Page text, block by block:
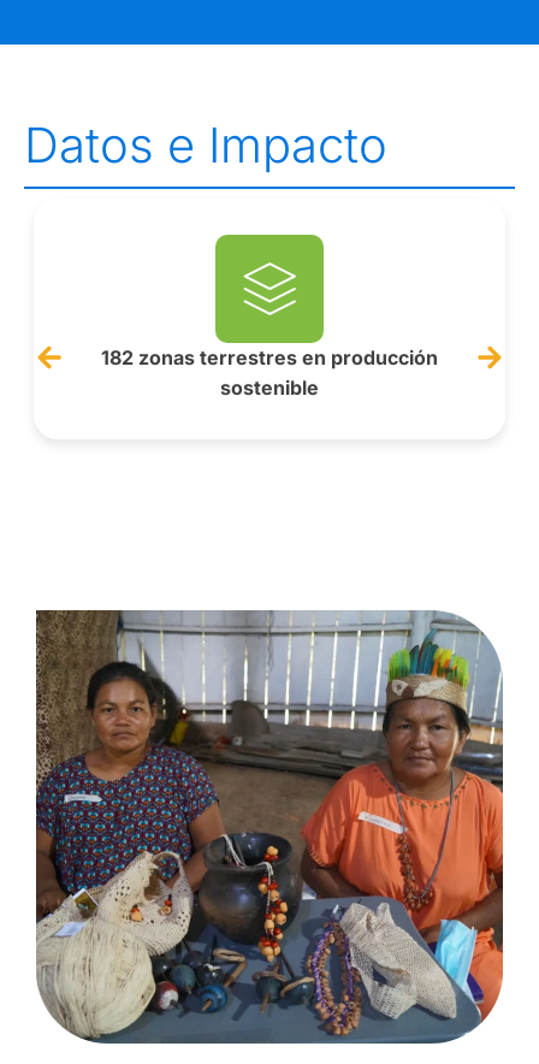
Datos e Impacto
182 zonas terrestres en producción
sostenible